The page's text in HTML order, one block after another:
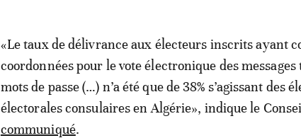
«Le taux de délivrance aux électeurs inscrits ayant
coordonnées pour le vote électronique des
mots de passe (…) n’a été que de 38% s’agissant
électorales consulaires en Algérie», indique le
communiqué.